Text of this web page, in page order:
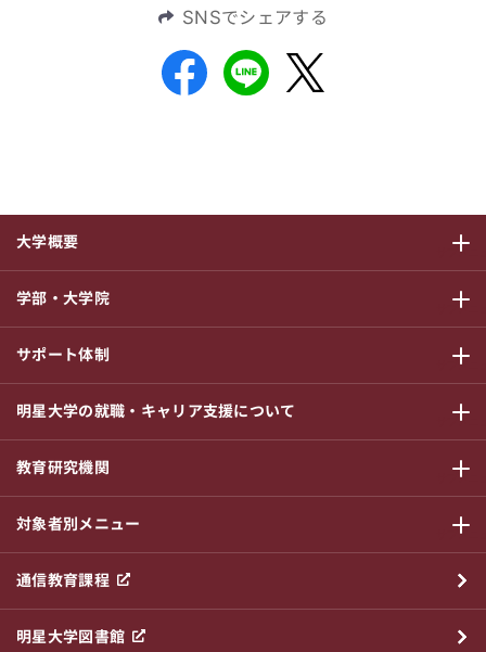
SNSでシェアする
大学概要
サブメニ
学部・大学院
サブメニ
サポート体制
サブメニ
明星大学の就職・キャリア支援について
サブメニ
教育研究機関
サブメニ
対象者別メニュー
サブメニ
通信教育課程
明星大学図書館